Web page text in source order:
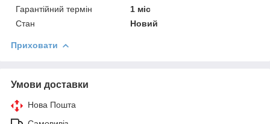
Гарантійний термін
1 міс
Стан
Новий
Приховати
Умови доставки
Нова Пошта